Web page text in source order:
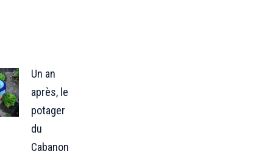
Un an
après, le
potager
du
Cabanon